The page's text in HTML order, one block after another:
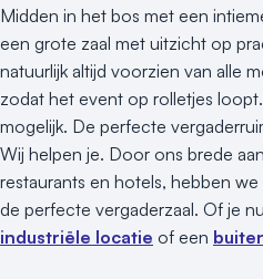
Midden in het bos met een
een grote zaal met uitzicht op
natuurlijk altijd voorzien van alle
zodat het event op rolletjes
mogelijk. De perfecte
Wij helpen je. Door ons brede
restaurants en hotels, hebben
de perfecte vergaderzaal. Of je
industriële locatie of een